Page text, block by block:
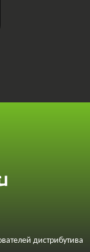
дистрибутива